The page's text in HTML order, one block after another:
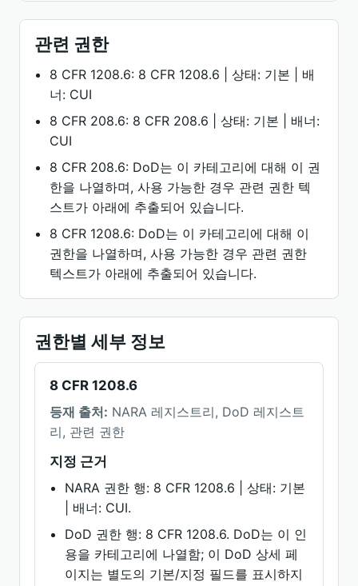
관련 권한
8 CFR 1208.6: 8 CFR 1208.6 | 상태: 기본 | 배
너: CUI
8 CFR 208.6: 8 CFR 208.6 | 상태: 기본 | 배너:
CUI
8 CFR 208.6: DoD는 이 카테고리에 대해 이 권
한을 나열하며, 사용 가능한 경우 관련 권한 텍
스트가 아래에 추출되어 있습니다.
8 CFR 1208.6: DoD는 이 카테고리에 대해 이
권한을 나열하며, 사용 가능한 경우 관련 권한
텍스트가 아래에 추출되어 있습니다.
권한별 세부 정보
8 CFR 1208.6
등재 출처: NARA 레지스트리, DoD 레지스트
리, 관련 권한
지정 근거
NARA 권한 행: 8 CFR 1208.6 | 상태: 기본
| 배너: CUI.
DoD 권한 행: 8 CFR 1208.6. DoD는 이 인
용을 카테고리에 나열함; 이 DoD 상세 페
이지는 별도의 기본/지정 필드를 표시하지